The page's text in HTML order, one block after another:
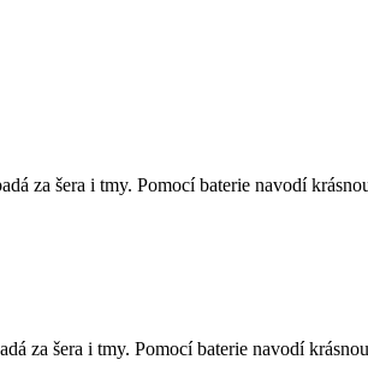
za šera i tmy. Pomocí baterie navodí
za šera i tmy. Pomocí baterie navodí